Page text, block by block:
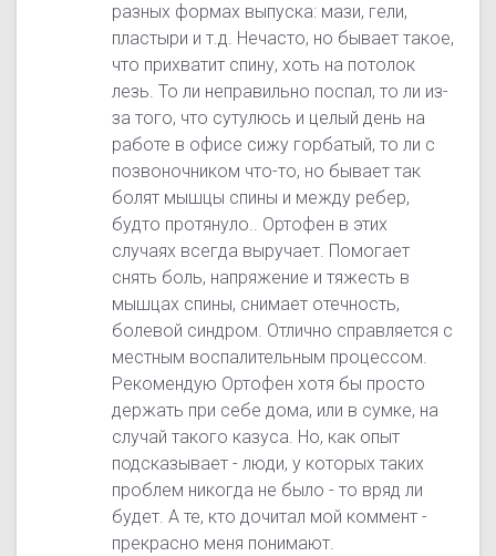
разных формах выпуска: мази, гели,
пластыри и т.д. Нечасто, но бывает такое,
что прихватит спину, хоть на потолок
лезь. То ли неправильно поспал, то ли из-
за того, что сутулюсь и целый день на
работе в офисе сижу горбатый, то ли с
позвоночником что-то, но бывает так
болят мышцы спины и между ребер,
будто протянуло.. Ортофен в этих
случаях всегда выручает. Помогает
снять боль, напряжение и тяжесть в
мышцах спины, снимает отечность,
болевой синдром. Отлично справляется с
местным воспалительным процессом.
Рекомендую Ортофен хотя бы просто
держать при себе дома, или в сумке, на
случай такого казуса. Но, как опыт
подсказывает - люди, у которых таких
проблем никогда не было - то вряд ли
будет. А те, кто дочитал мой коммент -
прекрасно меня понимают.